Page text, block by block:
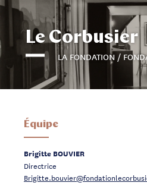
Le Corbusier
LA FONDATION /
Équipe
Brigitte BOUVIER
Directrice